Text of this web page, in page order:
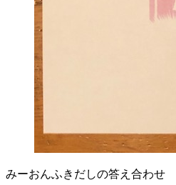
みーおんふきだしの答え合わせ